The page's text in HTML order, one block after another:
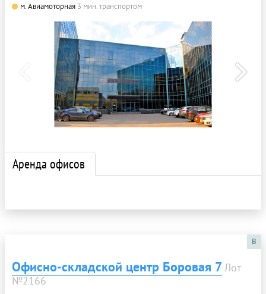
м. Авиамоторная 3 мин. транспортом
Аренда офисов
B
Офисно-складской центр Боровая 7Лот
№2166